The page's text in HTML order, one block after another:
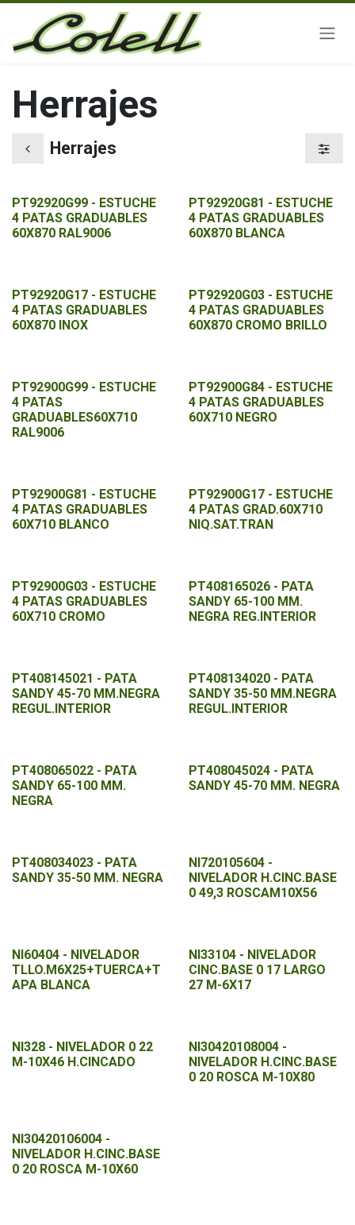
Ir al contenido
Herrajes
Herrajes
PT92920G99 - ESTUCHE
4 PATAS GRADUABLES
60X870 RAL9006
PT92920G81 - ESTUCHE
4 PATAS GRADUABLES
60X870 BLANCA
PT92920G17 - ESTUCHE
4 PATAS GRADUABLES
60X870 INOX
PT92920G03 - ESTUCHE
4 PATAS GRADUABLES
60X870 CROMO BRILLO
PT92900G99 - ESTUCHE
4 PATAS
GRADUABLES60X710
RAL9006
PT92900G84 - ESTUCHE
4 PATAS GRADUABLES
60X710 NEGRO
PT92900G81 - ESTUCHE
4 PATAS GRADUABLES
60X710 BLANCO
PT92900G17 - ESTUCHE
4 PATAS GRAD.60X710
NIQ.SAT.TRAN
PT92900G03 - ESTUCHE
4 PATAS GRADUABLES
60X710 CROMO
PT408165026 - PATA
SANDY 65-100 MM.
NEGRA REG.INTERIOR
PT408145021 - PATA
SANDY 45-70 MM.NEGRA
REGUL.INTERIOR
PT408134020 - PATA
SANDY 35-50 MM.NEGRA
REGUL.INTERIOR
PT408065022 - PATA
SANDY 65-100 MM.
NEGRA
PT408045024 - PATA
SANDY 45-70 MM. NEGRA
PT408034023 - PATA
SANDY 35-50 MM. NEGRA
NI720105604 -
NIVELADOR H.CINC.BASE
0 49,3 ROSCAM10X56
NI60404 - NIVELADOR
TLLO.M6X25+TUERCA+T
APA BLANCA
NI33104 - NIVELADOR
CINC.BASE 0 17 LARGO
27 M-6X17
NI328 - NIVELADOR 0 22
M-10X46 H.CINCADO
NI30420108004 -
NIVELADOR H.CINC.BASE
0 20 ROSCA M-10X80
NI30420106004 -
NIVELADOR H.CINC.BASE
0 20 ROSCA M-10X60